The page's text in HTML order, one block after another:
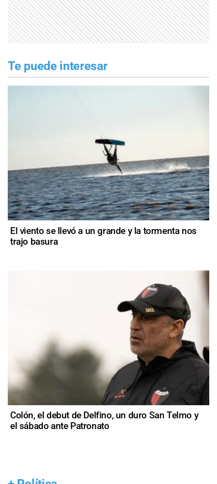
Te puede interesar
El viento se llevó a un grande y la tormenta nos
trajo basura
Colón, el debut de Delfino, un duro San Telmo y
el sábado ante Patronato